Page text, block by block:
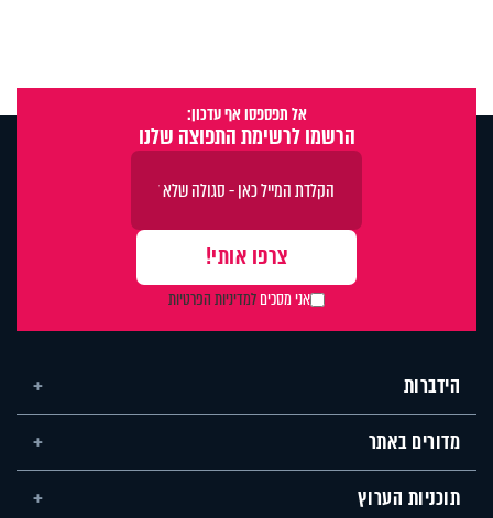
אל תפספסו אף עדכון:
הרשמו לרשימת התפוצה שלנו
אני מסכיםלמדיניות הפרטיות
הידברות
מדורים באתר
תוכניות הערוץ